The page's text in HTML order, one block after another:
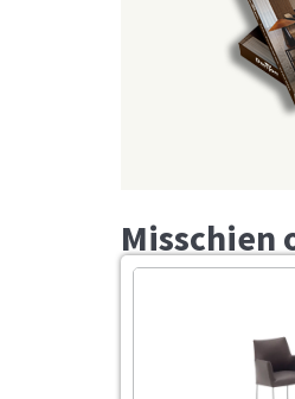
Misschien